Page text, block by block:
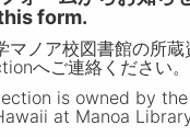
form.
マノア校図書館の所
へご連絡ください。
is owned by
at Manoa